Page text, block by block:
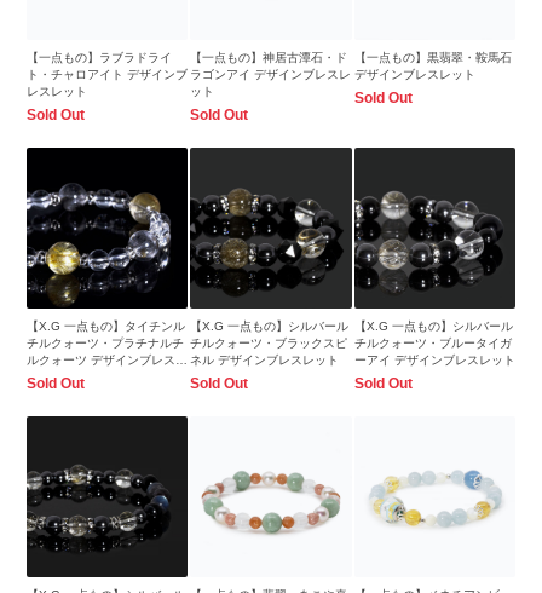
【一点もの】ラブラドライ
ト・チャロアイト デザインブ
レスレット
Sold Out
【一点もの】神居古潭石・ド
ラゴンアイ デザインブレスレ
ット
Sold Out
【一点もの】黒翡翠・鞍馬石
デザインブレスレット
Sold Out
【X.G 一点もの】タイチンル
チルクォーツ・プラチナルチ
ルクォーツ デザインブレスレ
ット【鑑別書付き】
Sold Out
【X.G 一点もの】シルバール
チルクォーツ・ブラックスピ
ネル デザインブレスレット
Sold Out
【X.G 一点もの】シルバール
チルクォーツ・ブルータイガ
ーアイ デザインブレスレット
Sold Out